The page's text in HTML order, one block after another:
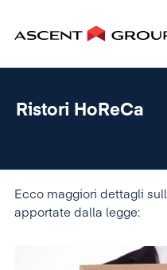
Ristori HoReCa
Ecco maggiori dettagli
apportate dalla legge: